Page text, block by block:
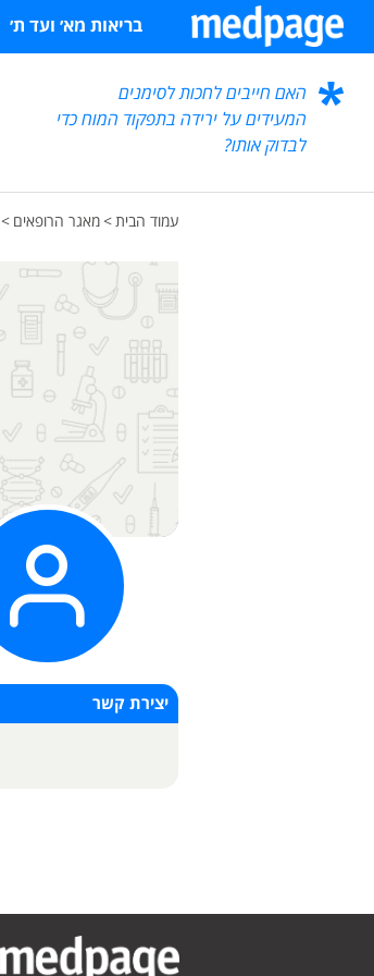
בריאות מא׳ ועד ת׳
האם חייבים לחכות לסימנים
המעידים על ירידה בתפקוד המוח כדי
לבדוק אותו?
עמוד הבית > מאגר הרופאים >
יצירת קשר